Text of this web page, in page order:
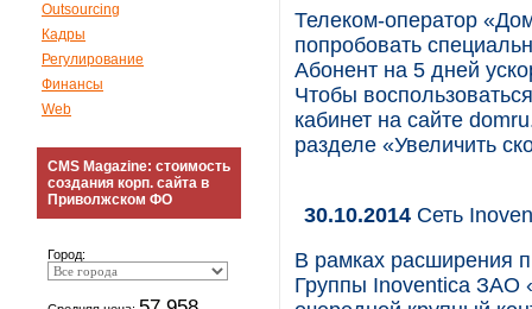
Outsourcing
Кадры
Регулирование
Финансы
Web
CMS Magazine: стоимость
создания корп. сайта в
Приволжском ФО
Город:
Телеком-оператор
попробовать
Абонент на 5 дней
Чтобы
кабинет на сайте
разделе «Увеличить
30.10.2014 Сеть
В рамках расширения
Группы Inoventica ЗАО